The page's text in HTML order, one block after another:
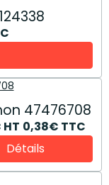
47476708
HT 0,38€ TTC
Détails